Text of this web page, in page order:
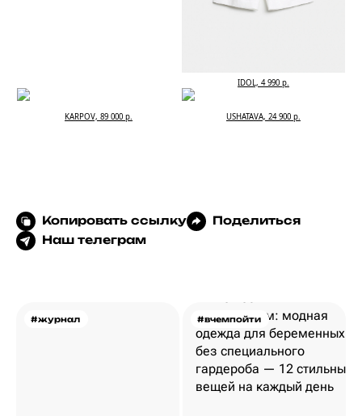
IDOL, 4 990 р.
KARPOV, 89 000 р. USHATAVA, 24 900 р.
Копировать ссылку
Поделиться
Наш телеграм
#журнал #вчемпойти